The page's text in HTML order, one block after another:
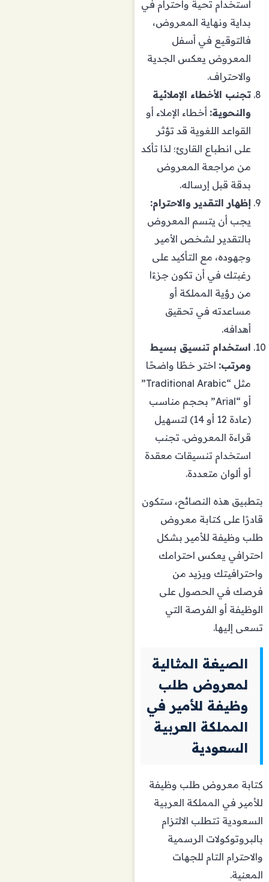
استخدام تحية واحترام في
بداية ونهاية المعروض،
فالتوقيع في أسفل
المعروض يعكس الجدية
والاحتراف.
تجنب الأخطاء الإملائية
والنحوية: أخطاء الإملاء أو
القواعد اللغوية قد تؤثر
على انطباع القارئ؛ لذا تأكد
من مراجعة المعروض
بدقة قبل إرساله.
إظهار التقدير والاحترام:
يجب أن يتسم المعروض
بالتقدير لشخص الأمير
وجهوده، مع التأكيد على
رغبتك في أن تكون جزءًا
من رؤية المملكة أو
مساعدته في تحقيق
أهدافه.
استخدام تنسيق بسيط
ومرتب: اختر خطًا واضحًا
مثل “Traditional Arabic”
أو “Arial” بحجم مناسب
(عادة 12 أو 14) لتسهيل
قراءة المعروض. تجنب
استخدام تنسيقات معقدة
أو ألوان متعددة.
بتطبيق هذه النصائح، ستكون
قادرًا على كتابة معروض
طلب وظيفة للأمير بشكل
احترافي يعكس احترامك
واحترافيتك ويزيد من
فرصك في الحصول على
الوظيفة أو الفرصة التي
تسعى إليها.
الصيغة المثالية
لمعروض طلب
وظيفة للأمير في
المملكة العربية
السعودية
كتابة معروض طلب وظيفة
للأمير في المملكة العربية
السعودية تتطلب الالتزام
بالبروتوكولات الرسمية
والاحترام التام للجهات
المعنية.